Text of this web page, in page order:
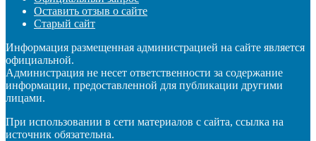
Оставить отзыв о сайте
Старый сайт
Информация размещенная администрацией на сайте является
официальной.
Администрация не несет ответственности за содержание
информации, предоставленной для публикации другими
лицами.
При использовании в сети материалов с сайта, ссылка на
источник обязательна.